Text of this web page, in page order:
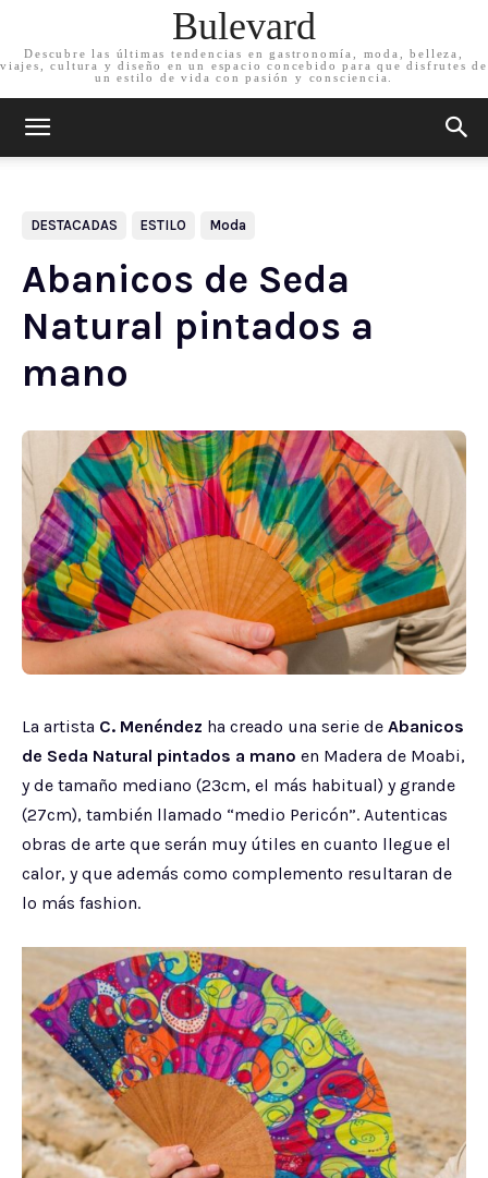
Bulevard
Descubre las últimas tendencias en gastronomía, moda, belleza,
viajes, cultura y diseño en un espacio concebido para que disfrutes de
un estilo de vida con pasión y consciencia.
DESTACADAS ESTILO Moda
Abanicos de Seda
Natural pintados a
mano
La artista C. Menéndez ha creado una serie de Abanicos
de Seda Natural pintados a mano en Madera de Moabi,
y de tamaño mediano (23cm, el más habitual) y grande
(27cm), también llamado “medio Pericón”. Autenticas
obras de arte que serán muy útiles en cuanto llegue el
calor, y que además como complemento resultaran de
lo más fashion.